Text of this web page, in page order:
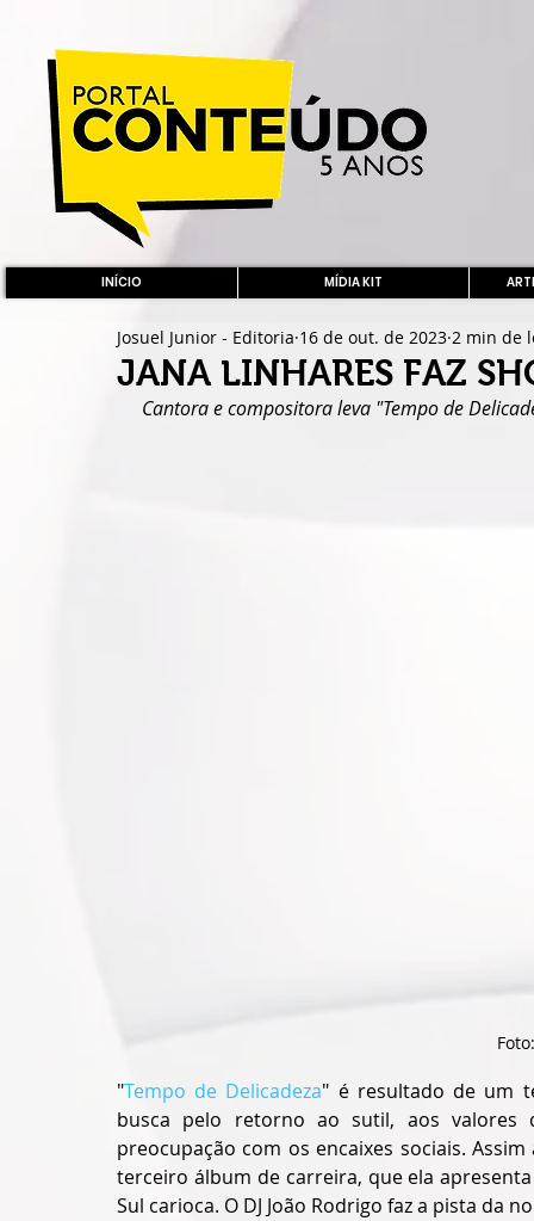
INÍCIO MÍDIA KIT
JANA LINHARES FAZ
Josuel Junior - Editoria 16 de out. de 2023 2 min de
Cantora e compositora leva "Tempo de
"Tempo de Delicadeza" é resultado de um
busca pelo retorno ao sutil, aos
preocupação com os encaixes sociais.
terceiro álbum de carreira, que ela
Sul carioca. O DJ João Rodrigo faz a pista da